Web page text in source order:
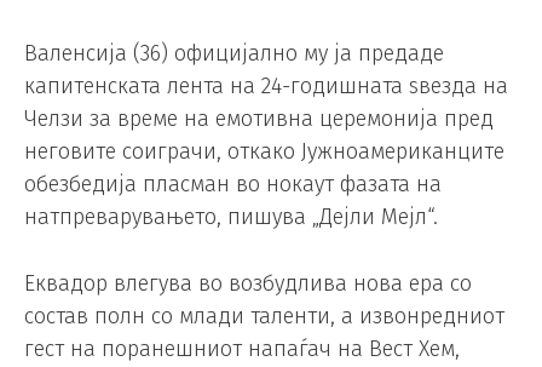
Валенсија (36) официјално му ја предаде
капитенската лента на 24-годишната ѕвезда на
Челзи за време на емотивна церемонија пред
неговите соиграчи, откако Јужноамериканците
обезбедија пласман во нокаут фазата на
натпреварувањето, пишува „Дејли Мејл“.
Еквадор влегува во возбудлива нова ера со
состав полн со млади таленти, а извонредниот
гест на поранешниот напаѓач на Вест Хем,